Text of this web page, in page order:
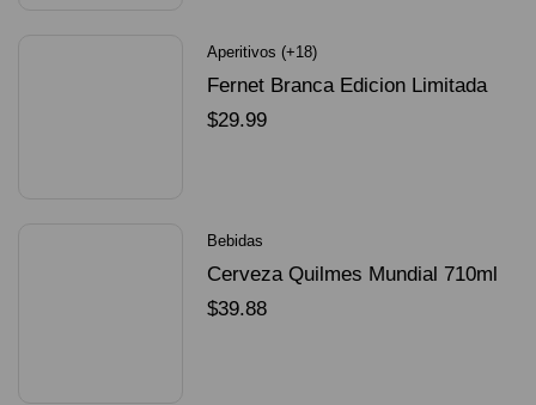
Aperitivos (+18)
Fernet Branca Edicion Limitada
Dorado Mundial
$29.99
Bebidas
Cerveza Quilmes Mundial 710ml
packX4
$39.88